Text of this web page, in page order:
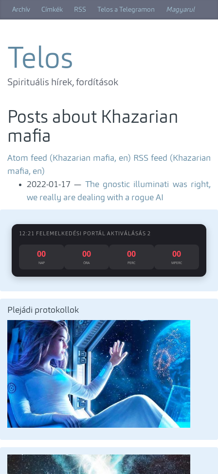
Archív Címkék RSS Telos a Telegramon Magyarul
Telos
Spirituális hírek, fordítások
Posts about Khazarian
mafia
Atom feed (Khazarian mafia, en) RSS feed (Khazarian
mafia, en)
2022-01-17
The gnostic illuminati was right,
we really are dealing with a rogue AI
12:21 FELEMELKEDÉSI PORTÁL AKTIVÁLÁSÁS 2
00
NAP
00
ÓRA
00
PERC
00
MPERC
Plejádi protokollok